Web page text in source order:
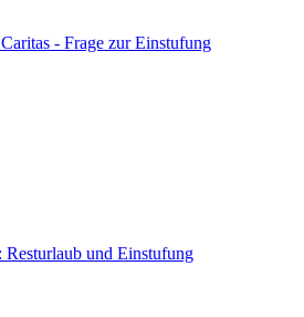
- Frage zur Einstufung
und Einstufung